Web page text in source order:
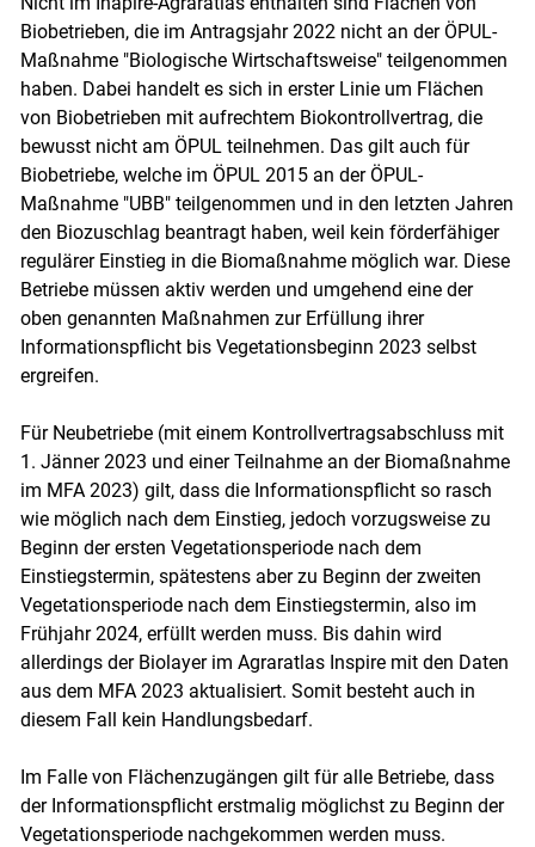
Biobetrieben, die im Antragsjahr 2022 nicht an der ÖPUL-
Maßnahme "Biologische Wirtschaftsweise" teilgenommen
haben. Dabei handelt es sich in erster Linie um Flächen
von Biobetrieben mit aufrechtem Biokontrollvertrag, die
bewusst nicht am ÖPUL teilnehmen. Das gilt auch für
Biobetriebe, welche im ÖPUL 2015 an der ÖPUL-
Maßnahme "UBB" teilgenommen und in den letzten Jahren
den Biozuschlag beantragt haben, weil kein förderfähiger
regulärer Einstieg in die Biomaßnahme möglich war. Diese
Betriebe müssen aktiv werden und umgehend eine der
oben genannten Maßnahmen zur Erfüllung ihrer
Informationspflicht bis Vegetationsbeginn 2023 selbst
ergreifen.
Für Neubetriebe (mit einem Kontrollvertragsabschluss mit
1. Jänner 2023 und einer Teilnahme an der Biomaßnahme
im MFA 2023) gilt, dass die Informationspflicht so rasch
wie möglich nach dem Einstieg, jedoch vorzugsweise zu
Beginn der ersten Vegetationsperiode nach dem
Einstiegstermin, spätestens aber zu Beginn der zweiten
Vegetationsperiode nach dem Einstiegstermin, also im
Frühjahr 2024, erfüllt werden muss. Bis dahin wird
allerdings der Biolayer im Agraratlas Inspire mit den Daten
aus dem MFA 2023 aktualisiert. Somit besteht auch in
diesem Fall kein Handlungsbedarf.
Im Falle von Flächenzugängen gilt für alle Betriebe, dass
der Informationspflicht erstmalig möglichst zu Beginn der
Vegetationsperiode nachgekommen werden muss.